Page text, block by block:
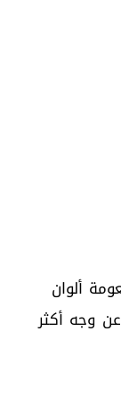
ألوان
وجه أكثر